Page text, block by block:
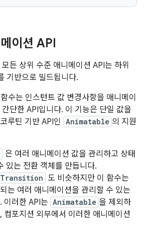
이션 API
든 상위 수준 애니메이션 API는 하위
기반으로 빌드됩니다.
함수는 인스턴트 값 변경사항을 애니메이
단한 API입니다. 이 기능은 단일 값을
루틴 기반 API인 Animatable 의 지원
은 여러 애니메이션 값을 관리하고 상태
있는 전환 객체를 만듭니다.
도 비슷하지만 이 함수는
는 여러 애니메이션을 관리할 수 있는
이러한 API는 Animatable 을 제외하
컴포지션 외부에서 이러한 애니메이션